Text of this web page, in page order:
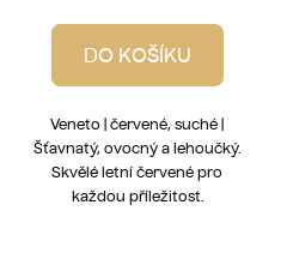
DO KOŠÍKU
Veneto | červené, suché |
Šťavnatý, ovocný a lehoučký.
Skvělé letní červené pro
každou příležitost.